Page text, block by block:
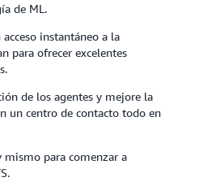
de ML.
instantáneo a la
para ofrecer excelentes
de los agentes y mejore la
un centro de contacto todo en
mismo para comenzar a